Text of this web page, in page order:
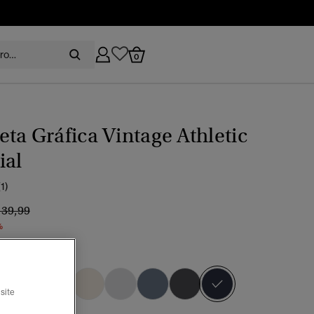
0
Gráfica Vintage Athletic
rebajado de
a
seleccionado